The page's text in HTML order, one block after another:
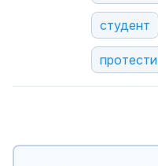
студент
протести